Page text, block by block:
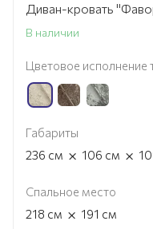
Диван-кровать
В наличии
Цветовое исполнение
Габариты
236 см × 106 см ×
Спальное место
218 см × 191 см